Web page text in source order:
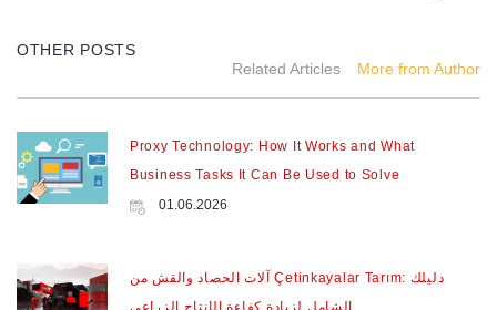
OTHER POSTS
Related Articles
More from Author
Proxy Technology: How It Works and What
Business Tasks It Can Be Used to Solve
01.06.2026
آلات الحصاد والقش من Çetinkayalar Tarım: دليلك
الشامل لزيادة كفاءة الإنتاج الزراعي